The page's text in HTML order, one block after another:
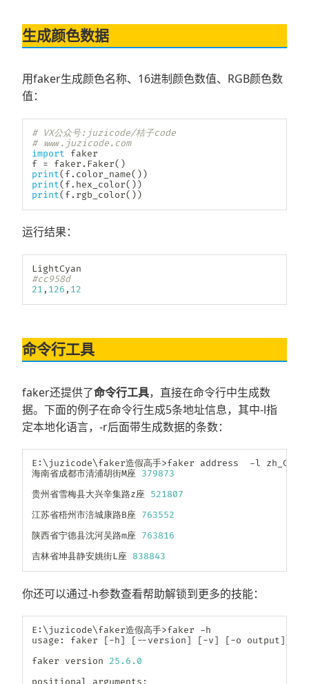
生成颜色数据
用faker生成颜色名称、16进制颜色数值、RGB颜色数
值：
# VX公众号:juzicode/桔子code
# www.juzicode.com
import faker
f = faker . Faker( )
print( f. color_name( ) )
print( f. hex_color( ) )
print( f. rgb_color( ) )
运行结果：
#cc958d
21 , 126 , 12
命令行工具
faker还提供了命令行工具，直接在命令行中生成数
据。下面的例子在命令行生成5条地址信息，其中-l指
定本地化语言，-r后面带生成数据的条数：
E : \juzicode\faker造假高手>faker address -l zh_CN
海南省成都市清浦胡街M座 379873
贵州省雪梅县大兴辛集路z座 521807
江苏省梧州市涪城康路B座 763552
陕西省宁德县沈河吴路m座 763816
吉林省坤县静安姚街L座 838843
你还可以通过-h参数查看帮助解锁到更多的技能：
E : \juzicode\faker造假高手>faker -h
usage : faker [-h] [ --version] [-v] [-o output]
faker version 25.6 .0